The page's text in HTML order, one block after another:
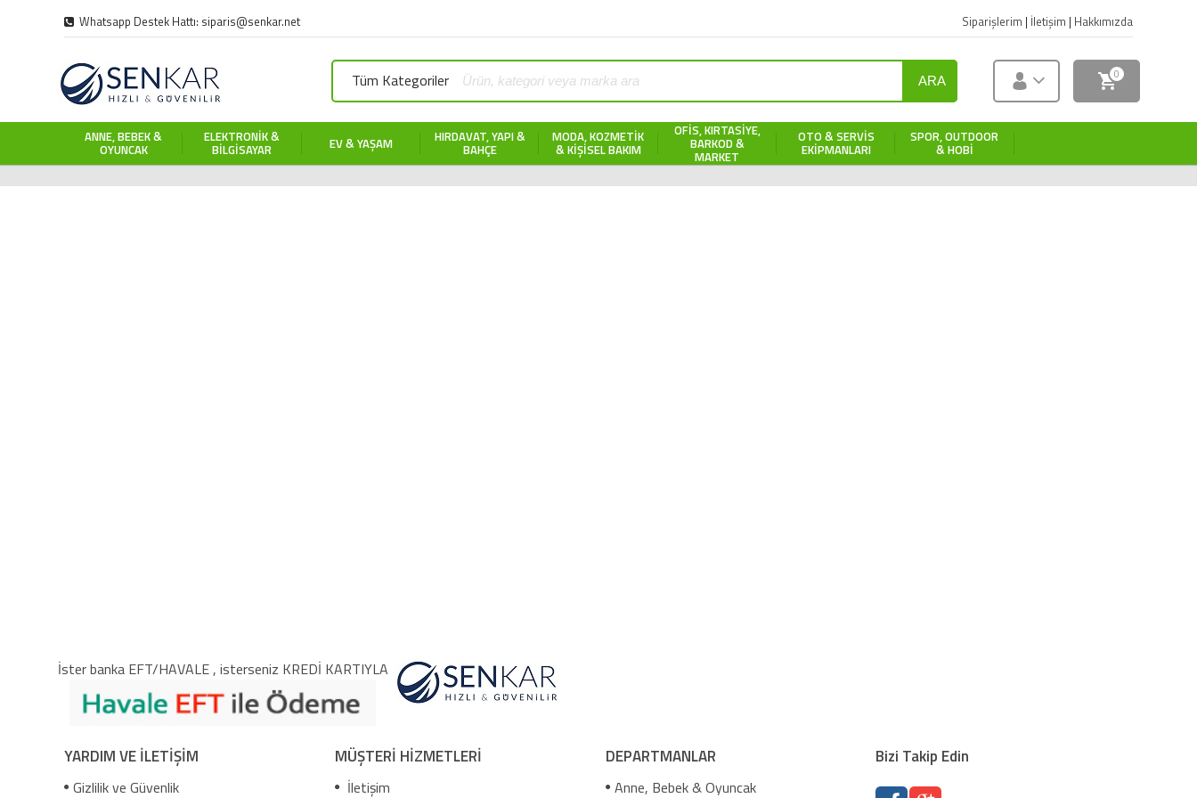
Whatsapp Destek Hattı: siparis@senkar.net Siparişlerim | İletişim | Hakkımızda
Tüm Kategoriler ARA 0
ANNE, BEBEK &
OYUNCAK
ELEKTRONIK &
BILGISAYAR EV & YAŞAM HIRDAVAT, YAPI &
BAHÇE
MODA, KOZMETIK
& KIŞISEL BAKIM
OFIS, KIRTASIYE,
BARKOD &
MARKET
OTO & SERVIS
EKIPMANLARI
SPOR, OUTDOOR
& HOBI
İster banka EFT/HAVALE , isterseniz KREDİ KARTIYLA
YARDIM VE İLETİŞİM
Gizlilik ve Güvenlik
MÜŞTERİ HİZMETLERİ
İletişim
DEPARTMANLAR
Anne, Bebek & Oyuncak
Bizi Takip Edin